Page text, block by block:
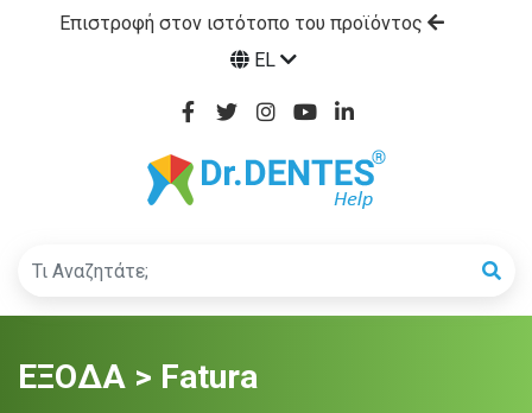
Επιστροφή στον ιστότοπο του προϊόντος
EL
ΕΞΟΔΑ > Fatura